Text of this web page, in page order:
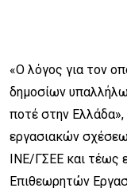
«Ο λόγος για τον
δημοσίων
ποτέ στην Ελλάδα»,
εργασιακών
ΙΝΕ/ΓΣΕΕ και τέως
Επιθεωρητών